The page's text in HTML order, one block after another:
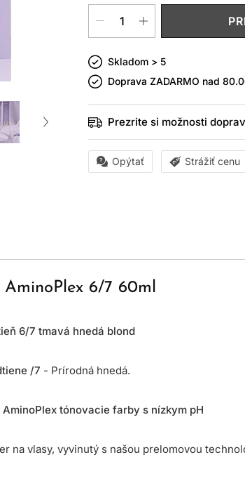
Skladom > 5
Doprava ZADARMO nad
Prezrite si možnosti
Opýtať Strážiť cenu
6/7 60ml
6/7 tmavá hnedá blond
/7 - Prírodná hnedá.
tónovacie farby s nízkym pH
na vlasy, vyvinutý s našou prelomovou